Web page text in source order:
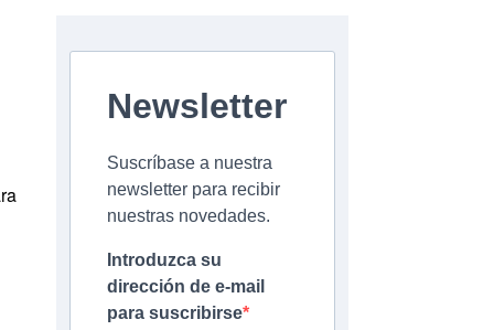
Newsletter
Suscríbase a nuestra
newsletter para recibir
nuestras novedades.
Introduzca su
dirección de e-mail
para suscribirse